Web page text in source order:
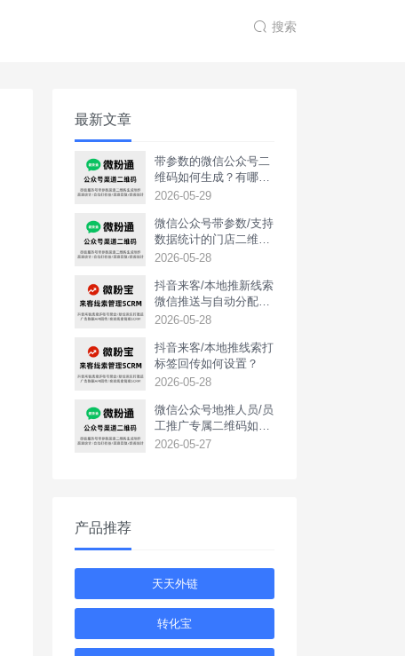
搜索
最新文章
带参数的微信公众号二
维码如何生成？有哪些
用途？
2026-05-29
微信公众号带参数/支持
数据统计的门店二维码
如何生成？
2026-05-28
抖音来客/本地推新线索
微信推送与自动分配如
何实现？
2026-05-28
抖音来客/本地推线索打
标签回传如何设置？
2026-05-28
‌微信公众号地推人员/员
工推广专属二维码如何
生成？
2026-05-27
产品推荐
天天外链
转化宝